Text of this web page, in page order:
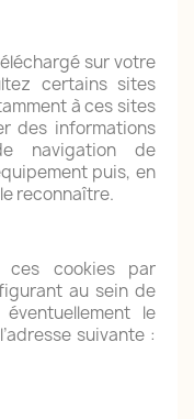
sur votre
certains sites
à ces sites
des informations
navigation de
puis, en
reconnaître.
ces cookies par
au sein de
le
suivante :